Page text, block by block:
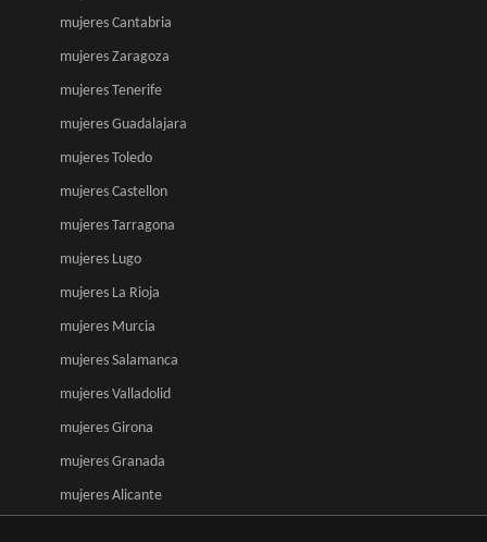
mujeres Cantabria
mujeres Zaragoza
mujeres Tenerife
mujeres Guadalajara
mujeres Toledo
mujeres Castellon
mujeres Tarragona
mujeres Lugo
mujeres La Rioja
mujeres Murcia
mujeres Salamanca
mujeres Valladolid
mujeres Girona
mujeres Granada
mujeres Alicante